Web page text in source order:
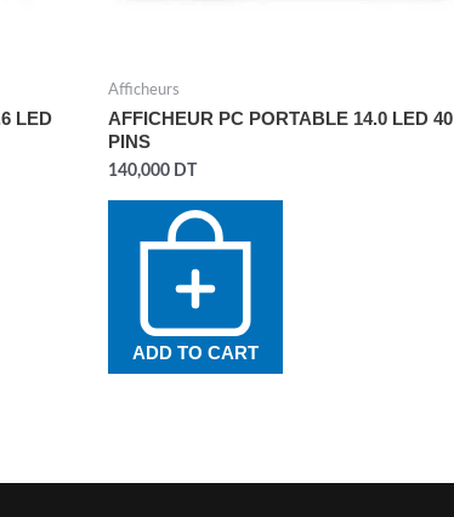
LED
Afficheurs
AFFICHEUR PC PORTABLE 14.0 LED 40
PINS
140,000 DT
ADD TO CART